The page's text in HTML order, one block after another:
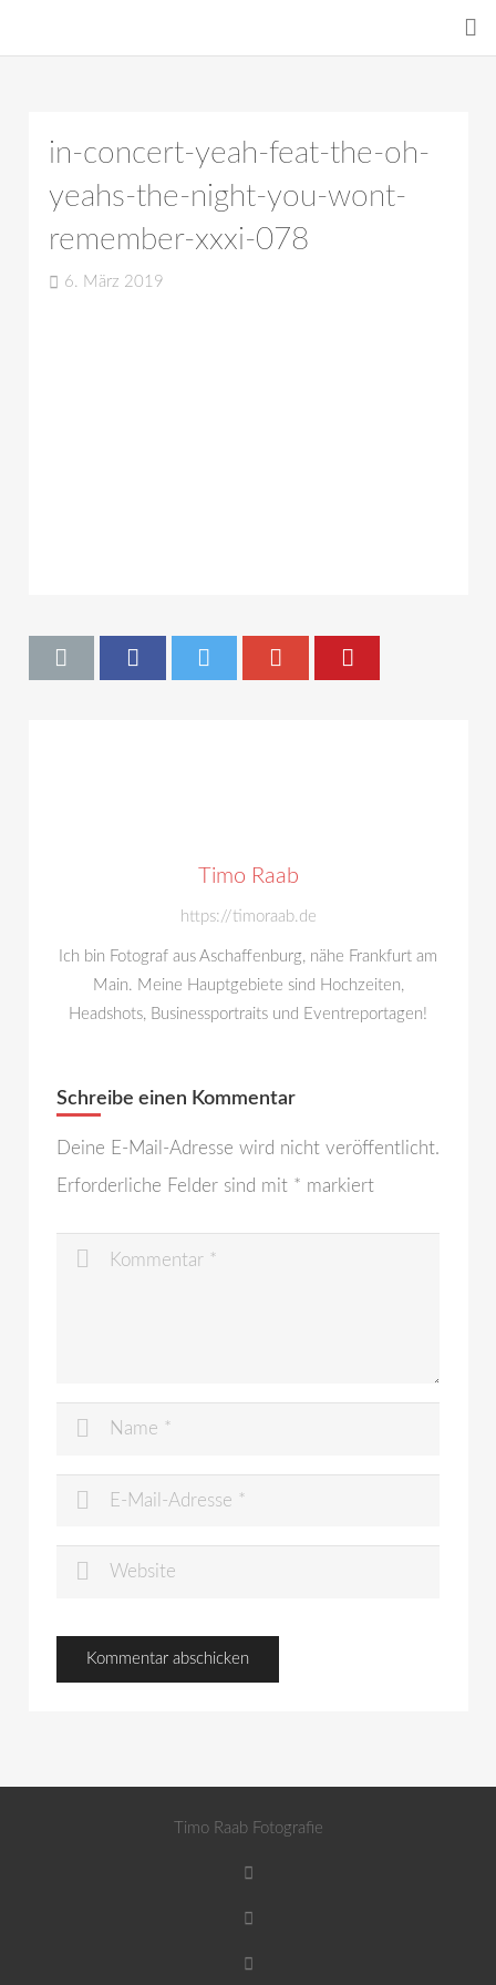
in-concert-yeah-feat-the-oh-
yeahs-the-night-you-wont-
remember-xxxi-078
6. März 2019
Timo Raab
https://timoraab.de
Ich bin Fotograf aus Aschaffenburg, nähe Frankfurt am
Main. Meine Hauptgebiete sind Hochzeiten,
Headshots, Businessportraits und Eventreportagen!
Schreibe einen Kommentar
Deine E-Mail-Adresse wird nicht veröffentlicht.
Erforderliche Felder sind mit * markiert
Timo Raab Fotografie